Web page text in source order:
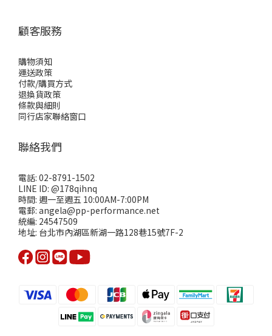
顧客服務
購物須知
運送政策
付款/購買方式
退換貨政策
條款與細則
同行店家聯絡窗口
聯絡我們
電話: 02-8791-1502
LINE ID: @178qihnq
時間: 週一至週五 10:00AM-7:00PM
電郵: angela@pp-performance.net
統編: 24547509
地址: 台北市內湖區新湖一路128巷15號7F-2